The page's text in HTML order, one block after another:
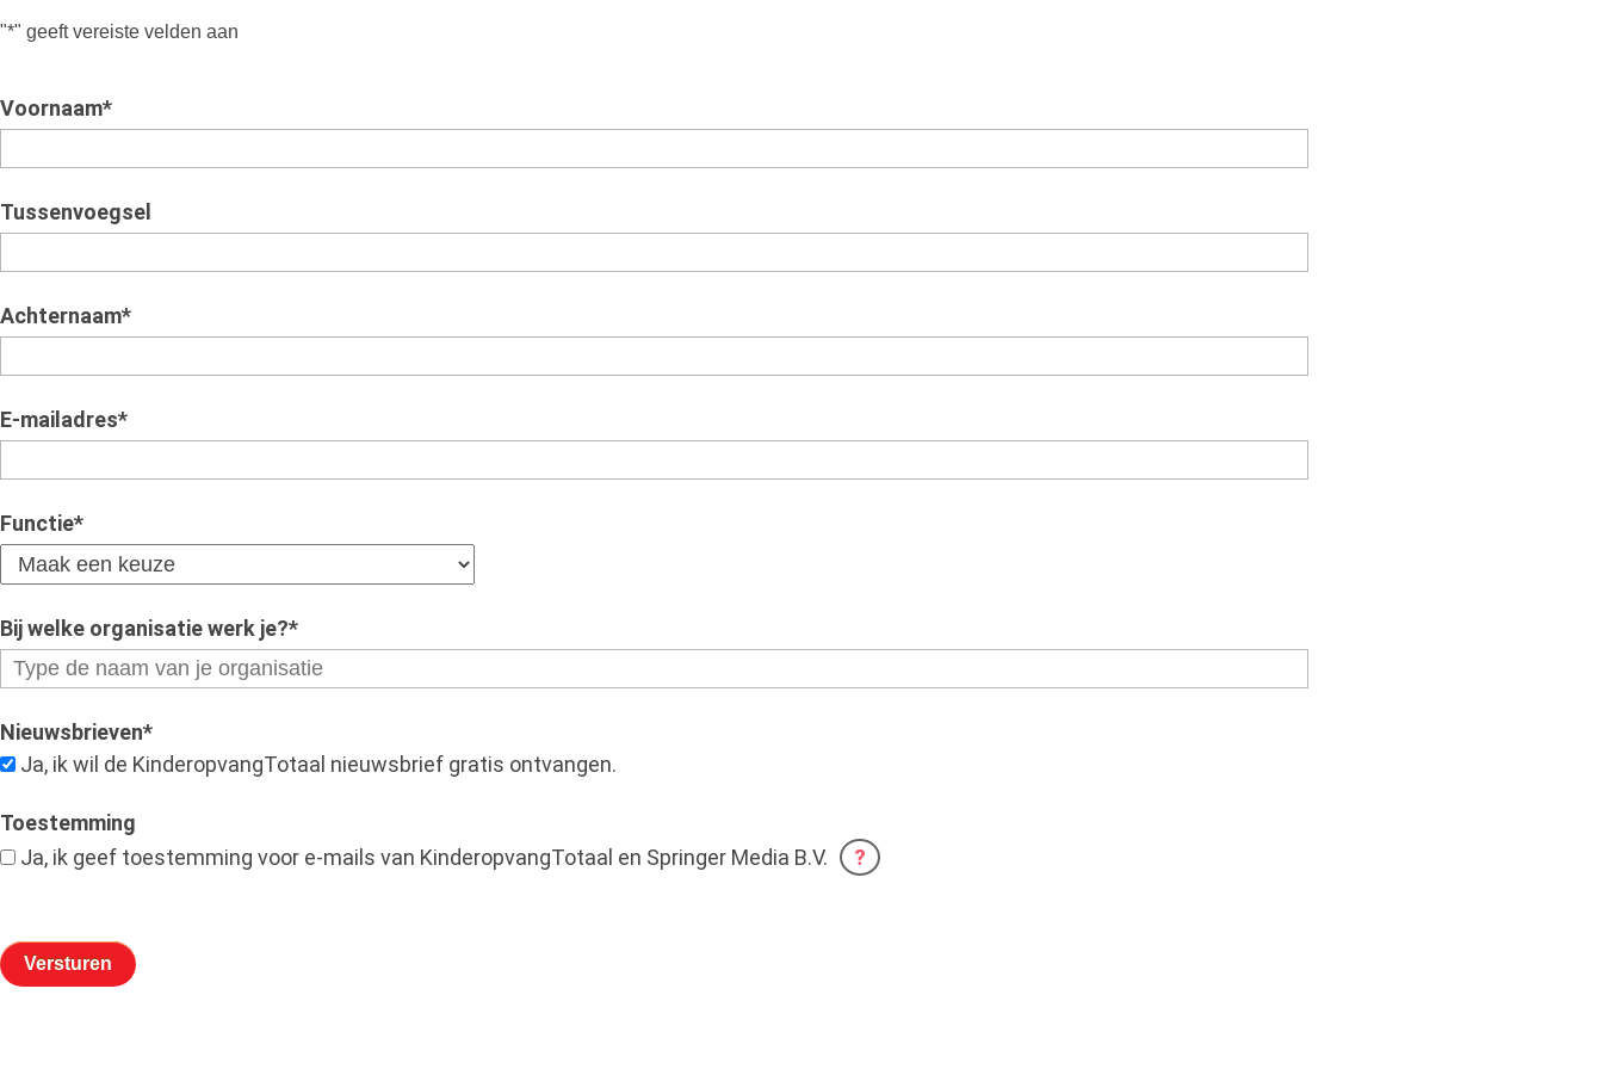
"*" geeft vereiste velden aan
Voornaam*
Tussenvoegsel
Achternaam*
E-mailadres*
Functie*
Bij welke organisatie werk je?*
Nieuwsbrieven*
Ja, ik wil de KinderopvangTotaal nieuwsbrief gratis ontvangen.
Toestemming
Ja, ik geef toestemming voor e-mails van KinderopvangTotaal en Springer Media B.V.
?